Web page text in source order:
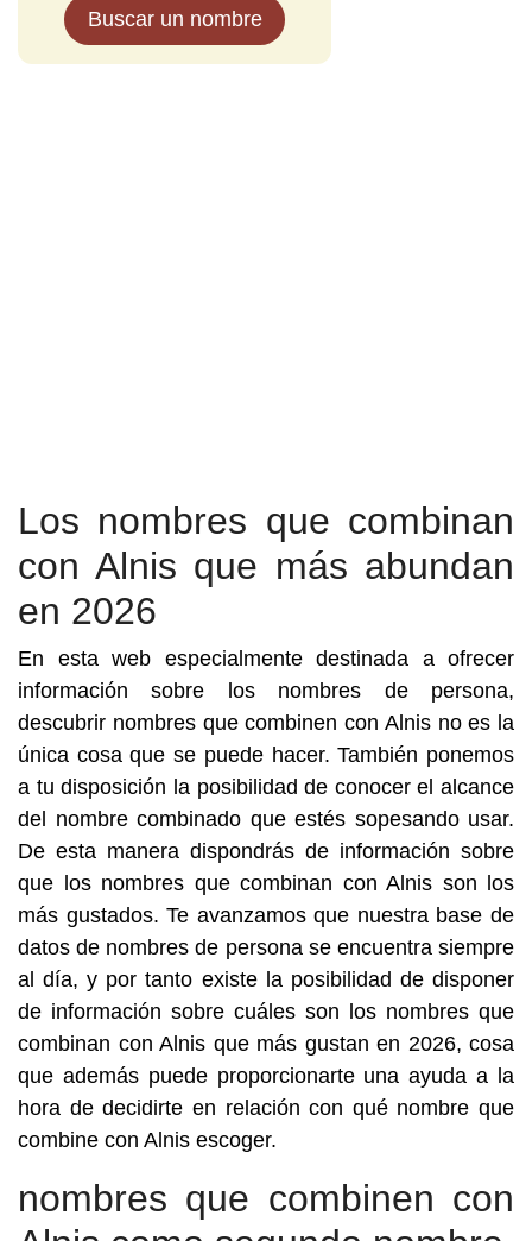
Buscar un nombre
Los nombres que combinan
con Alnis que más abundan
en 2026
En esta web especialmente destinada a ofrecer
información sobre los nombres de persona,
descubrir nombres que combinen con Alnis no es la
única cosa que se puede hacer. También ponemos
a tu disposición la posibilidad de conocer el alcance
del nombre combinado que estés sopesando usar.
De esta manera dispondrás de información sobre
que los nombres que combinan con Alnis son los
más gustados. Te avanzamos que nuestra base de
datos de nombres de persona se encuentra siempre
al día, y por tanto existe la posibilidad de disponer
de información sobre cuáles son los nombres que
combinan con Alnis que más gustan en 2026, cosa
que además puede proporcionarte una ayuda a la
hora de decidirte en relación con qué nombre que
combine con Alnis escoger.
nombres que combinen con